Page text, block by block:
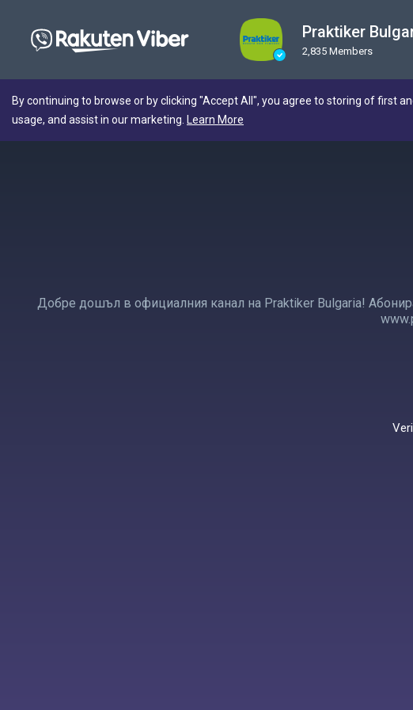
Praktiker
2,835 Members
By continuing to browse or by clicking "Accept All", you agree to storing of first
usage, and assist in our marketing.
Learn More
Добре дошъл в официалния канал на Praktiker Bulgaria!